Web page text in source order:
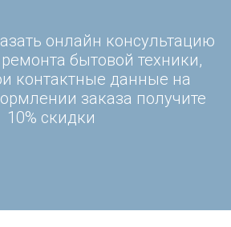
онлайн консультацию
бытовой техники,
контактные данные на
заказа получите
10% скидки